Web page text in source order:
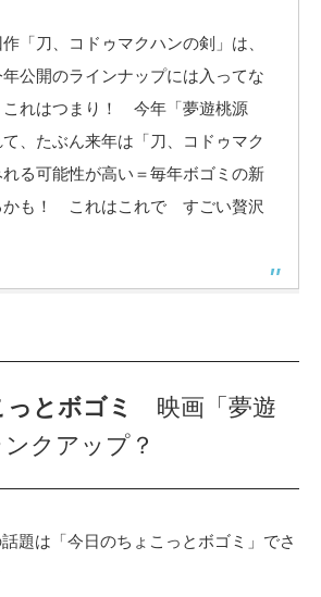
「刀、コドゥマクハンの剣」は、
公開のラインナップには入ってな
これはつまり！ 今年「夢遊桃源
、たぶん来年は「刀、コドゥマク
る可能性が高い＝毎年ボゴミの新
かも！ これはこれで すごい贅沢
とボゴミ
映画「夢遊
クアップ？
題は「今日のちょこっとボゴミ」でさ